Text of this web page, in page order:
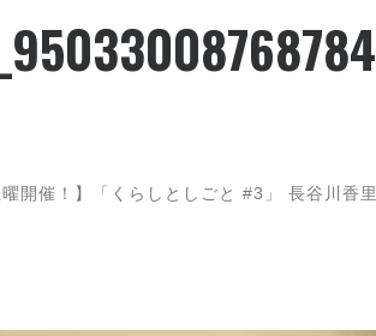
開催！】「くらしとしごと #3」 長谷川香里